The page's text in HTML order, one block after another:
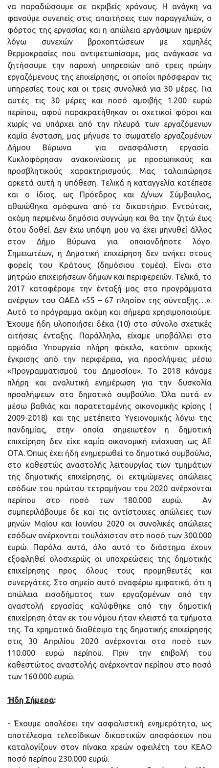
να παραδώσουμε σε ακριβείς χρόνους. Η ανάγκη να
φανούμε συνεπείς στις απαιτήσεις των παραγγελιών, ο
φόρτος της εργασίας και η απώλεια εργάσιμων ημερών
λόγω συνεχών βροχοπτώσεων με χαμηλές
θερμοκρασίες που αντιμετωπίσαμε, μας ανάγκασε να
ζητήσουμε την παροχή υπηρεσιών από τρεις πρώην
εργαζόμενους της επιχείρησης, οι οποίοι πρόσφεραν τις
υπηρεσίες τους και οι τρεις συνολικά για 30 μέρες. Για
αυτές τις 30 μέρες και ποσό αμοιβής 1.200 ευρώ
περίπου, αφού παρακρατήθηκαν οι σχετικοί φόροι και
χωρίς να υπάρχει από την πλευρά των εργαζόμενων
καμία ένσταση, μας μήνυσε το σωματείο εργαζομένων
Δήμου Βύρωνα για ανασφάλιστη εργασία.
Κυκλοφόρησαν ανακοινώσεις με προσωπικούς και
προσβλητικούς χαρακτηρισμούς. Μας ταλαιπώρησε
αρκετά αυτή η υπόθεση. Τελικά η καταγγελία κατέπεσε
και ο ίδιος, ως Πρόεδρος και Δ/νων Σύμβουλος,
αθωώθηκα ομόφωνα από το δικαστήριο. Εντούτοις,
ακόμη περιμένω δημόσια συγνώμη και θα την ζητώ έως
ότου δοθεί. Δεν έχω υπόψη μου να έχει μηνυθεί άλλος
στον Δήμο Βύρωνα για οποιονδήποτε λόγο.
Σημειωτέων, η Δημοτική επιχείρηση δεν ανήκει στους
φορείς του Κράτους (δημόσιου τομέα). Είναι στο
μητρώο επιχειρήσεων δήμων και περιφερειών. Τελικά, το
2017 καταφέραμε την ένταξή μας στα προγράμματα
ανέργων του ΟΑΕΔ «55 – 67 πλησίον της σύνταξης…».
Αυτό το πρόγραμμα ακόμη και σήμερα χρησιμοποιούμε.
Έχουμε ήδη υλοποιήσει δέκα (10) στο σύνολο σχετικές
αιτήσεις ένταξης. Παράλληλα, είχαμε υποβάλλει στο
αρμόδιο Υπουργείο πλήρη φάκελο, κατόπιν αρχικής
έγκρισης από την περιφέρεια, για προσλήψεις μέσω
«Προγραμματισμού του Δημοσίου». Το 2018 κάναμε
πλήρη και αναλυτική ενημέρωση για την δυσκολία
προσλήψεων στο δημοτικό συμβούλιο. Όλα αυτά εν
μέσω βαθιάς και παρατεταμένης οικονομικής κρίσης (
2009-2018) και της μετέπειτα Υγειονομικής λόγω της
πανδημίας, στην οποία σημειωτέον η δημοτική
επιχείρηση δεν είχε καμία οικονομική ενίσχυση ως ΑΕ
ΟΤΑ. Όπως έχει ήδη ενημερωθεί το δημοτικό συμβούλιο,
στο καθεστώς αναστολής λειτουργίας των τμημάτων
της δημοτικής επιχείρησης, οι εκτιμώμενες απώλειες
εσόδων του πρώτου τετραμήνου του 2020 ανέρχονται
περίπου στο ποσό των 180.000 ευρώ. Αν
συμπεριλάβουμε δε και τις αντίστοιχες απώλειες των
μηνών Μαΐου και Ιουνίου 2020 οι συνολικές απώλειες
εσόδων ανέρχονται τουλάχιστον στο ποσό των 300.000
ευρώ. Παρόλα αυτά, όλο αυτό το διάστημα έχουν
εξοφληθεί ολοσχερώς οι υποχρεώσεις της δημοτικής
επιχείρησης προς όλους τους προμηθευτές και
συνεργάτες. Στο σημείο αυτό αναφέρω εμφατικά, ότι η
απώλεια εισοδήματος των εργαζομένων από την
αναστολή εργασίας καλύφθηκε από την δημοτική
επιχείρηση όταν εκ του νόμου ήταν κλειστά τα τμήματα
της. Τα χρηματικά διαθέσιμα της δημοτικής επιχείρησης
στις 30 Απριλίου 2020 ανέρχονται στο ποσό των
110.000 ευρώ περίπου. Πριν την επιβολή του
καθεστώτος αναστολής ανέρχονταν περίπου στο ποσό
των 160.000 ευρώ.
Ήδη Σήμερα:
- Έχουμε απολέσει την ασφαλιστική ενημερότητα, ως
αποτέλεσμα τελεσίδικων δικαστικών αποφάσεων που
καταλογίζουν στον πίνακα χρεών οφειλέτη του ΚΕΑΟ
ποσό περίπου 230.000 ευρώ.